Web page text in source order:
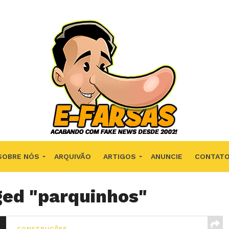
NÓS ARQUIVÃO ARTIGOS ANUNCIE CONTATO
"parquinhos"